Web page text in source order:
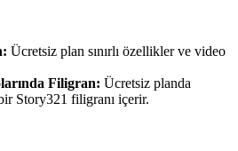
Ücretsiz plan sınırlı özellikler ve video
Filigran: Ücretsiz planda
Story321 filigranı içerir.